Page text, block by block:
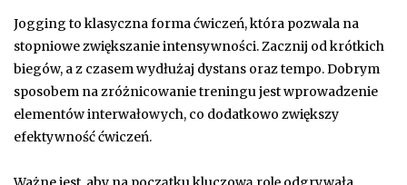
Jogging to klasyczna forma ćwiczeń, która pozwala na
stopniowe zwiększanie intensywności. Zacznij od krótkich
biegów, a z czasem wydłużaj dystans oraz tempo. Dobrym
sposobem na zróżnicowanie treningu jest wprowadzenie
elementów interwałowych, co dodatkowo zwiększy
efektywność ćwiczeń.